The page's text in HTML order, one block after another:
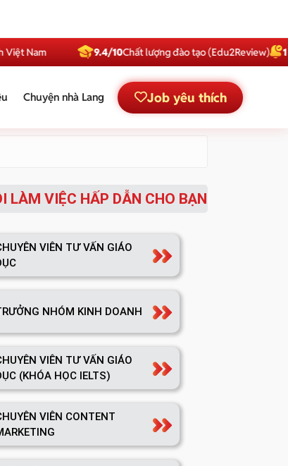
Nam 9.4/10Chất lượng đào tạo (Edu2Review) 1
Chuyện nhà Lang Job yêu thích
LÀM VIỆC HẤP DẪN CHO BẠN
VIÊN TƯ VẤN GIÁO
NHÓM KINH DOANH
VIÊN TƯ VẤN GIÁO
(KHÓA HỌC IELTS)
VIÊN CONTENT